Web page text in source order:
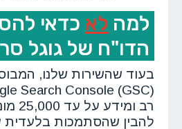
למה לא כדאי
הדו"ח של גוגל
בעוד שהשירות שלנו,
רב